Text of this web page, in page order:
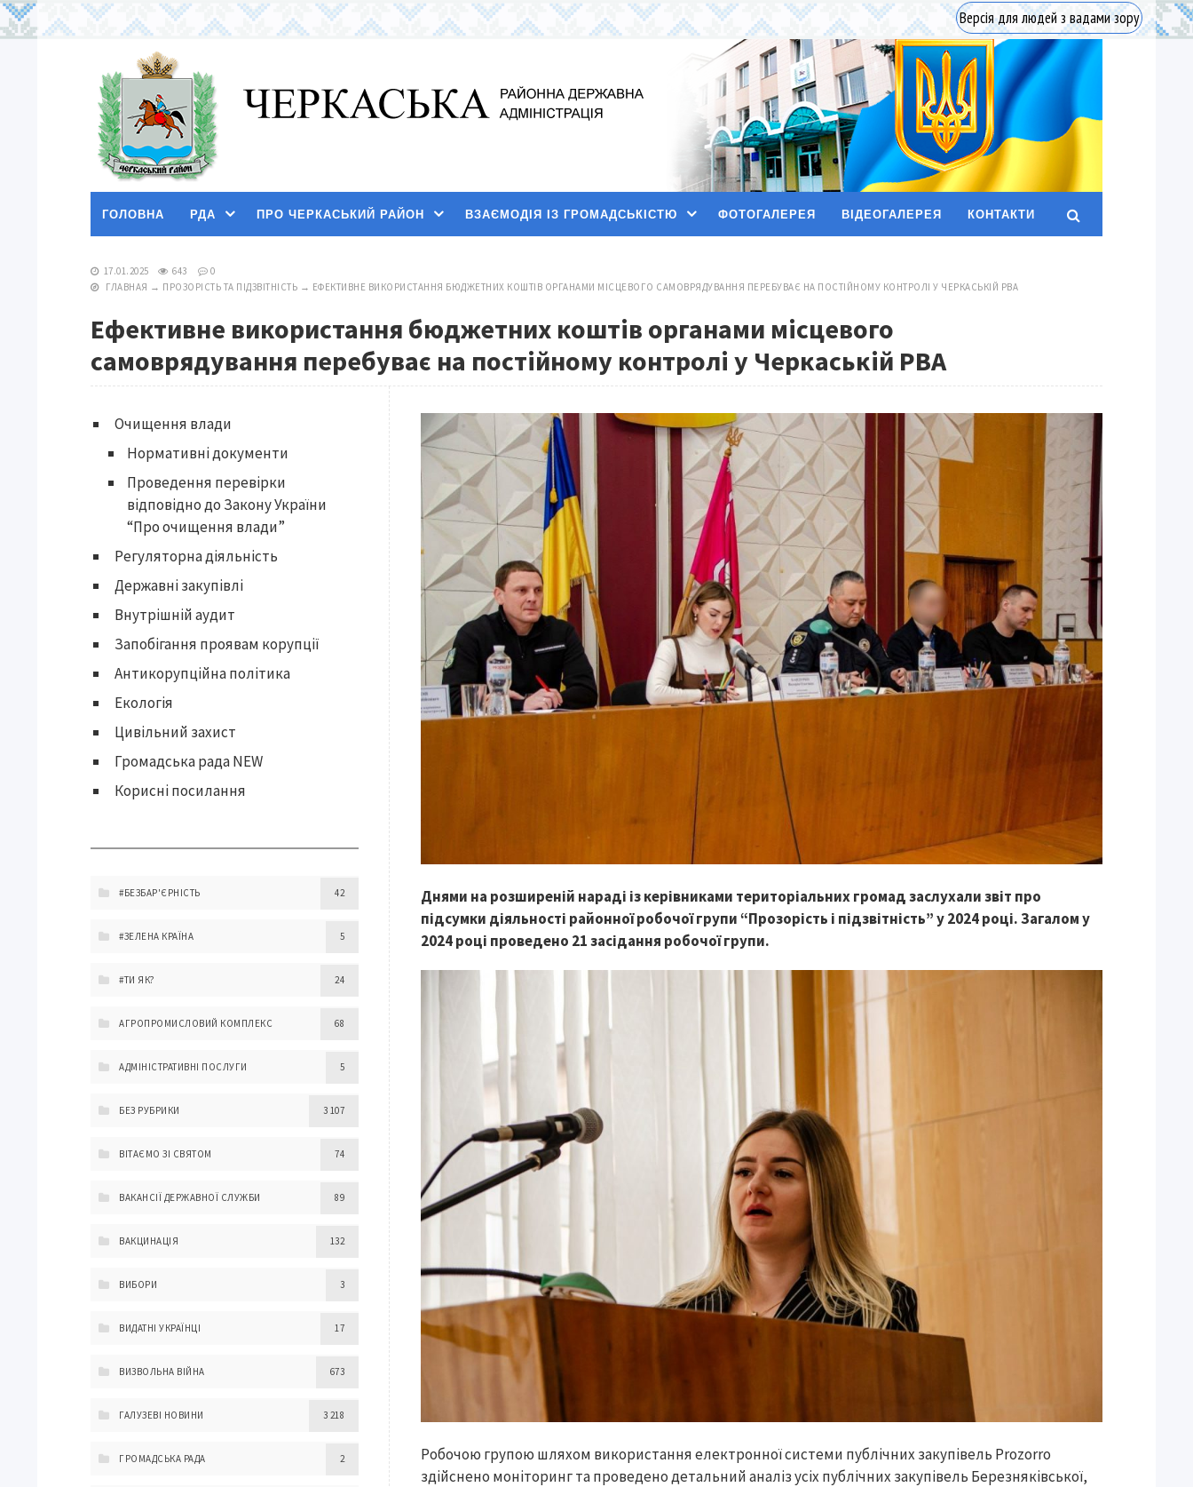
Версія для людей з вадами зору
ГОЛОВНА РДА ПРО ЧЕРКАСЬКИЙ РАЙОН ВЗАЄМОДІЯ ІЗ ГРОМАДСЬКІСТЮ ФОТОГАЛЕРЕЯ ВІДЕОГАЛЕРЕЯ КОНТАКТИ
17.01.2025 643
0
ГЛАВНАЯ → ПРОЗОРІСТЬ ТА ПІДЗВІТНІСТЬ → ЕФЕКТИВНЕ ВИКОРИСТАННЯ БЮДЖЕТНИХ КОШТІВ ОРГАНАМИ МІСЦЕВОГО САМОВРЯДУВАННЯ ПЕРЕБУВАЄ НА ПОСТІЙНОМУ КОНТРОЛІ У ЧЕРКАСЬКІЙ РВА
Ефективне використання бюджетних коштів органами місцевого
самоврядування перебуває на постійному контролі у Черкаській РВА
Днями на розширеній нараді із керівниками територіальних громад заслухали звіт про
підсумки діяльності районної робочої групи “Прозорість і підзвітність” у 2024 році. Загалом у
2024 році проведено 21 засідання робочої групи.
Робочою групою шляхом використання електронної системи публічних закупівель Prozorro
здійснено моніторинг та проведено детальний аналіз усіх публічних закупівель Березняківської,
Очищення влади
Нормативні документи
Проведення перевірки
відповідно до Закону України
“Про очищення влади”
Регуляторна діяльність
Державні закупівлі
Внутрішній аудит
Запобігання проявам корупції
Антикорупційна політика
Екологія
Цивільний захист
Громадська рада NEW
Корисні посилання
#БЕЗБАР'ЄРНІСТЬ 42
#ЗЕЛЕНА КРАЇНА 5
#ТИ ЯК? 24
АГРОПРОМИСЛОВИЙ КОМПЛЕКС 68
АДМІНІСТРАТИВНІ ПОСЛУГИ 5
БЕЗ РУБРИКИ 3 107
ВІТАЄМО ЗІ СВЯТОМ 74
ВАКАНСІЇ ДЕРЖАВНОЇ СЛУЖБИ 89
ВАКЦИНАЦІЯ 132
ВИБОРИ 3
ВИДАТНІ УКРАЇНЦІ 17
ВИЗВОЛЬНА ВІЙНА 673
ГАЛУЗЕВІ НОВИНИ 3 218
ГРОМАДСЬКА РАДА 2